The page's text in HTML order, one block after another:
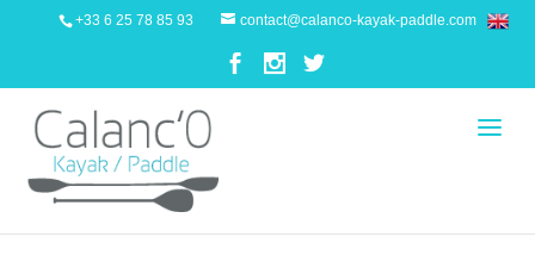
+33 6 25 78 85 93 contact@calanco-kayak-paddle.com